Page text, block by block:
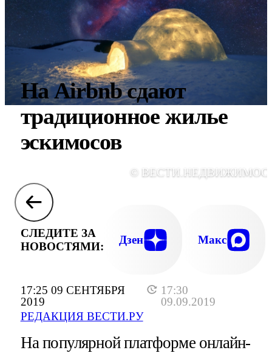
17:25 09 СЕНТЯБРЯ
2019
17:30
09.09.2019
РЕДАКЦИЯ ВЕСТИ.РУ
На Airbnb сдают
традиционное жилье
эскимосов
©
СЛЕДИТЕ ЗА
НОВОСТЯМИ:
Дзен Макс
На популярной платформе онлайн-